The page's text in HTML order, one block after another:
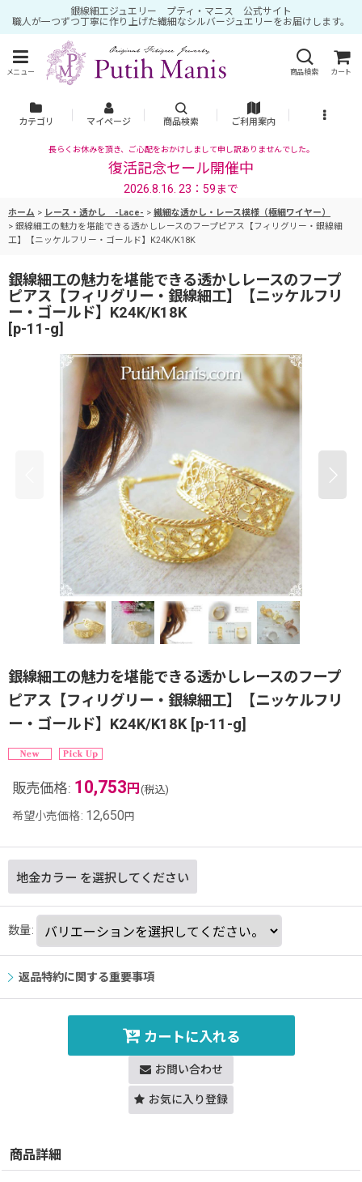
銀線細工ジュエリー プティ・マニス 公式サイト
職人が一つずつ丁寧に作り上げた繊細なシルバージュエリーをお届けします。
メニュー 商品検索 カート
カテゴリ マイページ 商品検索 ご利用案内
長らくお休みを頂き、ご心配をおかけしまして申し訳ありませんでした。
復活記念セール開催中
2026.8.16. 23：59まで
ホーム > レース・透かし -Lace- > 繊細な透かし・レース模様（極細ワイヤー）
> 銀線細工の魅力を堪能できる透かしレースのフープピアス【フィリグリー・銀線細
工】【ニッケルフリー・ゴールド】K24K/K18K
銀線細工の魅力を堪能できる透かしレースのフープ
ピアス【フィリグリー・銀線細工】【ニッケルフリ
ー・ゴールド】K24K/K18K
[p-11-g]
銀線細工の魅力を堪能できる透かしレースのフープ
ピアス【フィリグリー・銀線細工】【ニッケルフリ
ー・ゴールド】K24K/K18K [p-11-g]
販売価格: 10,753 円 (税込)
希望小売価格: 12,650 円
地金カラー を選択してください
数量:
返品特約に関する重要事項
カートに入れる
お問い合わせ
お気に入り登録
商品詳細